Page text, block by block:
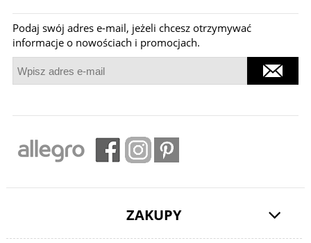
Podaj swój adres e-mail, jeżeli chcesz otrzymywać
informacje o nowościach i promocjach.
ZAKUPY